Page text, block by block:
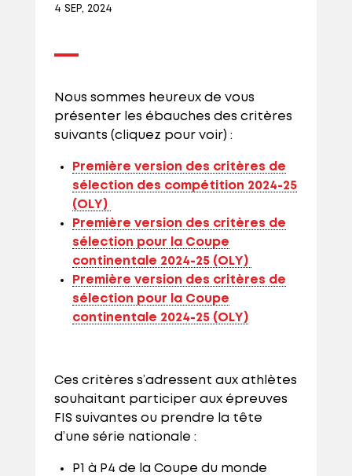
4 SEP, 2024
Nous sommes heureux de vous
présenter les ébauches des critères
suivants (cliquez pour voir) :
Première version des critères de
sélection des compétition 2024-25
(OLY)
Première version des critères de
sélection pour la Coupe
continentale 2024-25 (OLY)
Première version des critères de
sélection pour la Coupe
continentale 2024-25 (OLY)
Ces critères s’adressent aux athlètes
souhaitant participer aux épreuves
FIS suivantes ou prendre la tête
d’une série nationale :
P1 à P4 de la Coupe du monde